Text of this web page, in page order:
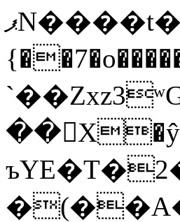
ޕN����t�~�>�G�{�Wރ�sl̞�@x_:�ˏ��՛��zU;wk�F�m�q}